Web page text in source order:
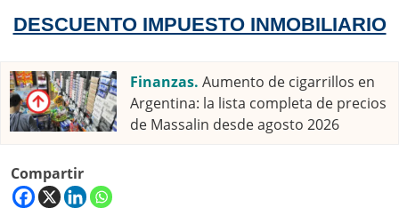
DESCUENTO IMPUESTO INMOBILIARIO
Finanzas. Aumento de cigarrillos en
Argentina: la lista completa de precios
de Massalin desde agosto 2026
Compartir